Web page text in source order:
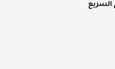
السريع